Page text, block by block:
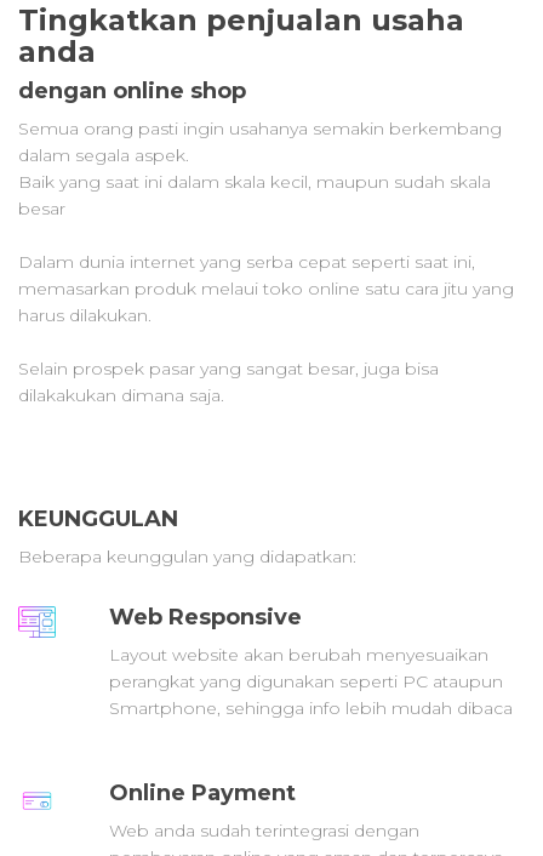
Tingkatkan penjualan usaha
anda
dengan online shop
Semua orang pasti ingin usahanya semakin berkembang
dalam segala aspek.
Baik yang saat ini dalam skala kecil, maupun sudah skala
besar
Dalam dunia internet yang serba cepat seperti saat ini,
memasarkan produk melaui toko online satu cara jitu yang
harus dilakukan.
Selain prospek pasar yang sangat besar, juga bisa
dilakakukan dimana saja.
KEUNGGULAN
Beberapa keunggulan yang didapatkan:
Web Responsive
Layout website akan berubah menyesuaikan
perangkat yang digunakan seperti PC ataupun
Smartphone, sehingga info lebih mudah dibaca
Online Payment
Web anda sudah terintegrasi dengan